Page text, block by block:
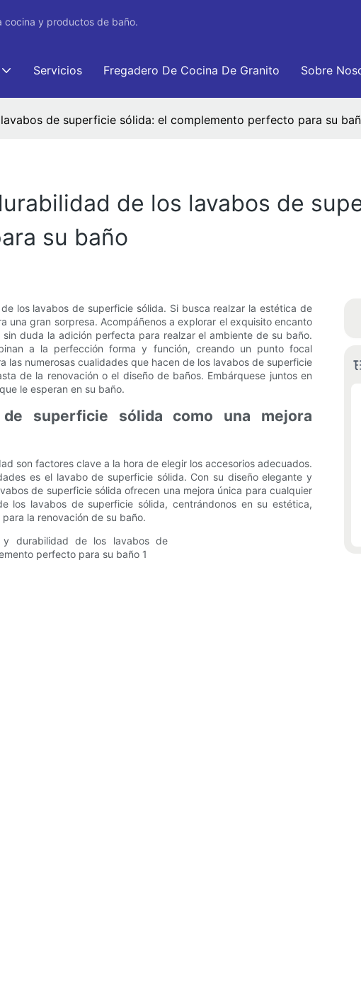
cocina y productos de baño.
Servicios Fregadero De Cocina De Granito Sobre
de superficie sólida: el complemento perfecto para su
de los lavabos de
su baño
los lavabos de superficie sólida. Si busca realzar la estética de
una gran sorpresa. Acompáñenos a explorar el exquisito encanto
duda la adición perfecta para realzar el ambiente de su baño.
a la perfección forma y función, creando un punto focal
numerosas cualidades que hacen de los lavabos de superficie
de la renovación o el diseño de baños. Embárquese juntos en
le esperan en su baño.
superficie sólida como una mejora
son factores clave a la hora de elegir los accesorios adecuados.
es el lavabo de superficie sólida. Con su diseño elegante y
de superficie sólida ofrecen una mejora única para cualquier
los lavabos de superficie sólida, centrándonos en su estética,
la renovación de su baño.